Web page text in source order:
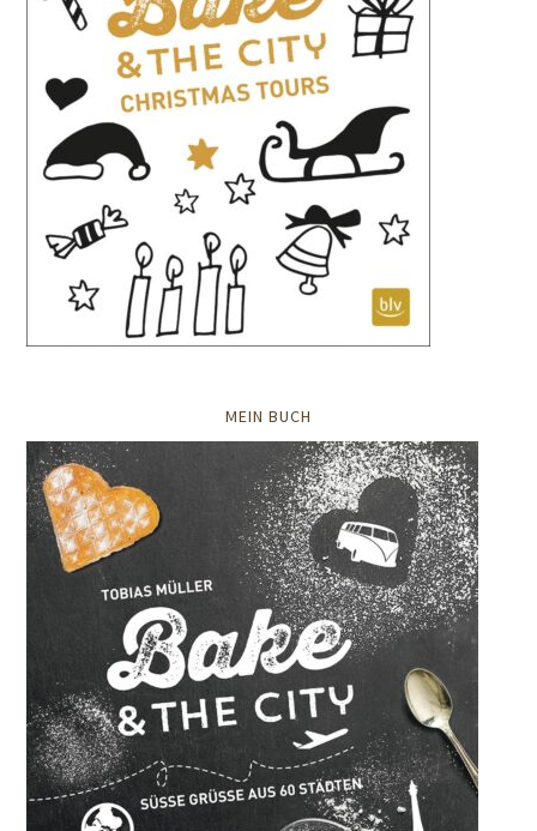
MEIN BUCH